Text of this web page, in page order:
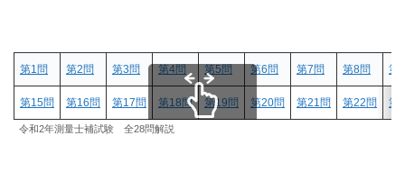
第1問 第2問 第3問 第4問 第5問 第6問 第7問 第8問 第
第15問 第16問 第17問 第18問 第19問 第20問 第21問 第22問 第
スクロールできます
令和2年測量士補試験 全28問解説